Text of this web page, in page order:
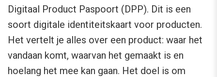
Digitaal Product Paspoort (DPP). Dit is een
soort digitale identiteitskaart voor producten.
Het vertelt je alles over een product: waar het
vandaan komt, waarvan het gemaakt is en
hoelang het mee kan gaan. Het doel is om